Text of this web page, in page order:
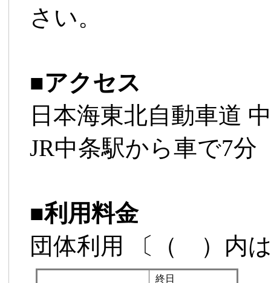
さい。
■アクセス
日本海東北自動車道
JR中条駅から車で7分
■利用料金
団体利用 〔（ ）内
終日